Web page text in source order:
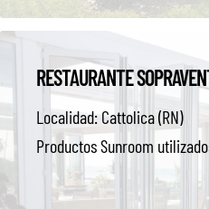
RESTAURANTE
Localidad:Cattolica (RN)
Productos Sunroom